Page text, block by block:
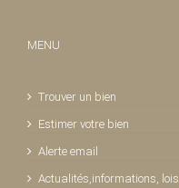
MENU
Trouver un bien
Estimer votre bien
Alerte email
Actualités,informations, lois